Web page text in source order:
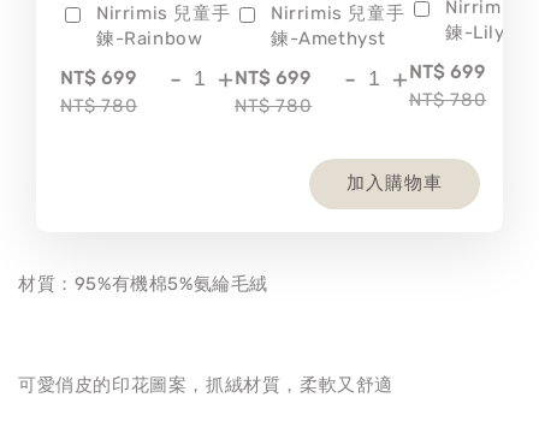
Nirrimis 兒童手
鍊-Rainbow
NT$ 699
NT$ 780
- +
Nirrimis 兒童手
鍊-Amethyst
NT$ 699
NT$ 780
- +
Nirrimis
鍊-Lily
NT$ 699
NT$ 780
加入購物車
材質：95%有機棉5%氨綸毛絨
可愛俏皮的印花圖案，抓絨材質，柔軟又舒適